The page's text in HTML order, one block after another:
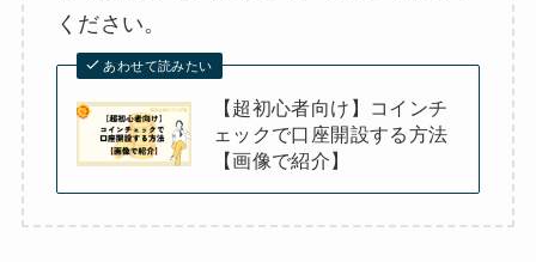
ください。
あわせて読みたい
【超初心者向け】コインチ
ェックで口座開設する方法
【画像で紹介】